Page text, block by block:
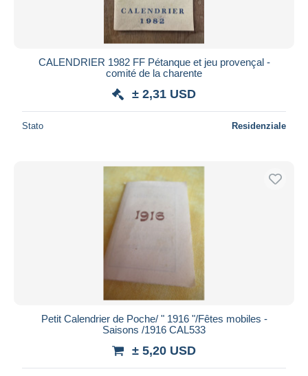
CALENDRIER 1982 FF Pétanque et jeu provençal -
comité de la charente
± 2,31 USD
Stato Residenziale
Petit Calendrier de Poche/ " 1916 "/Fêtes mobiles -
Saisons /1916 CAL533
± 5,20 USD